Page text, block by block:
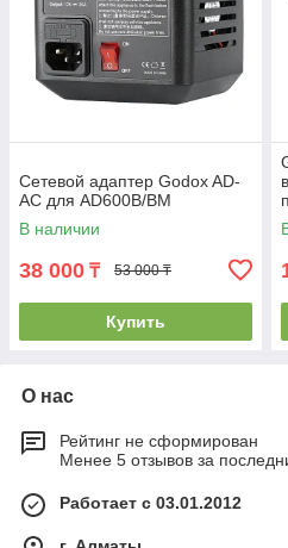
Сетевой адаптер Godox AD-
AC для AD600B/BM
В наличии
38 000 ₸ 53 000 ₸
Купить
О нас
Рейтинг не сформирован
Менее 5 отзывов за
Работает с 03.01.2012